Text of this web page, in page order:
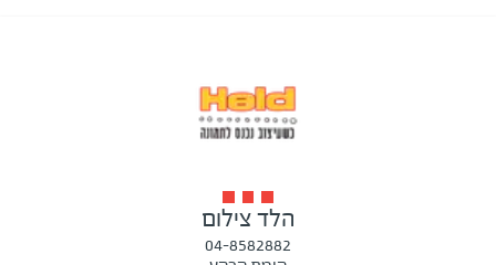
הלד צילום
04-8582882